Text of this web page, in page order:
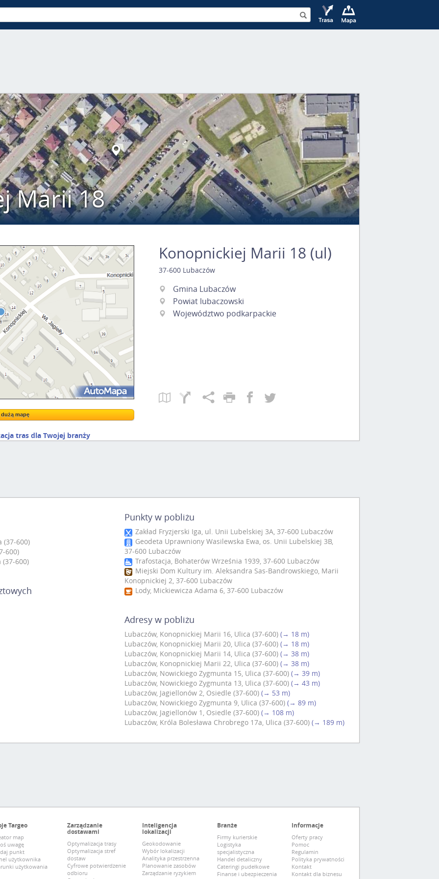
Marii 18
Kreatorze map Targeo
dużą mapę
mapę
tras dla Twojej branży
Konopnickiej Marii 18 (ul)
37-600 Lubaczów
Gmina Lubaczów
Powiat lubaczowski
Województwo podkarpackie
(37-600)
600)
(37-600)
Punkty w pobliżu
Zakład Fryzjerski Iga, ul. Unii Lubelskiej 3A, 37-600 Lubaczów
Geodeta Uprawniony Wasilewska Ewa, os. Unii Lubelskiej 3B,
37-600 Lubaczów
Trafostacja, Bohaterów Września 1939, 37-600 Lubaczów
Miejski Dom Kultury im. Aleksandra Sas-Bandrowskiego, Marii
Konopnickiej 2, 37-600 Lubaczów
Lody, Mickiewicza Adama 6, 37-600 Lubaczów
Adresy w pobliżu
Lubaczów, Konopnickiej Marii 16, Ulica (37-600) (→ 18 m)
Lubaczów, Konopnickiej Marii 20, Ulica (37-600) (→ 18 m)
Lubaczów, Konopnickiej Marii 14, Ulica (37-600) (→ 38 m)
Lubaczów, Konopnickiej Marii 22, Ulica (37-600) (→ 38 m)
Lubaczów, Nowickiego Zygmunta 15, Ulica (37-600) (→ 39 m)
Lubaczów, Nowickiego Zygmunta 13, Ulica (37-600) (→ 43 m)
Lubaczów, Jagiellonów 2, Osiedle (37-600) (→ 53 m)
Lubaczów, Nowickiego Zygmunta 9, Ulica (37-600) (→ 89 m)
Lubaczów, Jagiellonów 1, Osiedle (37-600) (→ 108 m)
Lubaczów, Króla Bolesława Chrobrego 17a, Ulica (37-600) (→ 189 m)
Targeo
map
uwagę
punkt
użytkownika
użytkowania
Zarządzanie
dostawami
Optymalizacja trasy
Optymalizacja stref
dostaw
Cyfrowe potwierdzenie
odbioru
Inteligencja
lokalizacji
Geokodowanie
Wybór lokalizacji
Analityka przestrzenna
Planowanie zasobów
Zarządzanie ryzykiem
Branże
Firmy kurierskie
Logistyka
specjalistyczna
Handel detaliczny
Cateringi pudełkowe
Finanse i ubezpieczenia
Informacje
Oferty pracy
Pomoc
Regulamin
Polityka prywatności
Kontakt
Kontakt dla biznesu